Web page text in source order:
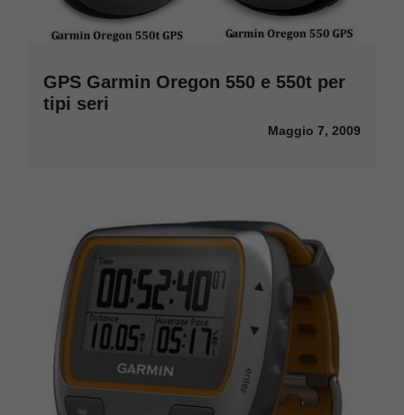
GPS Garmin Oregon 550 e 550t per
tipi seri
Maggio 7, 2009